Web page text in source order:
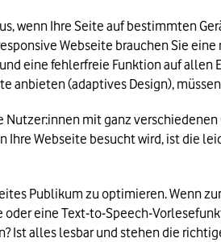
wenn Ihre Seite auf bestimmten
Webseite brauchen Sie
eine fehlerfreie Funktion auf
anbieten (adaptives Design),
mit ganz
Webseite besucht wird, ist die
Publikum zu optimieren. Wenn
eine Text-to-Speech-
Ist alles lesbar und stehen die